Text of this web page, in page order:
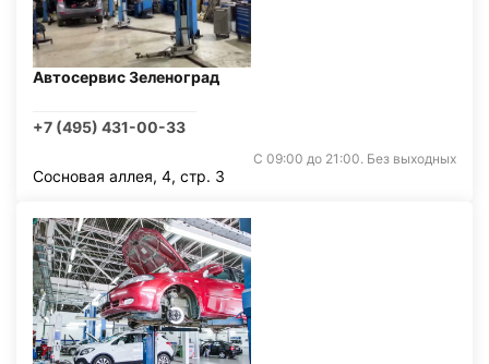
Автосервис Зеленоград
+7 (495) 431-00-33
С 09:00 до 21:00. Без выходных
Сосновая аллея, 4, стр. 3